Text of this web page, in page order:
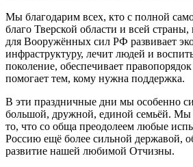
Мы благодарим всех, кто с полной
благо Тверской области и всей
для Вооружённых сил РФ развивает
инфраструктуру, лечит людей и
поколение, обеспечивает
помогает тем, кому нужна поддержка.
В эти праздничные дни мы особенно
большой, дружной, единой семьёй. Мы
то, что со обща преодолеем любые
Россию ещё более сильной державой,
развитие нашей любимой Отчизны.